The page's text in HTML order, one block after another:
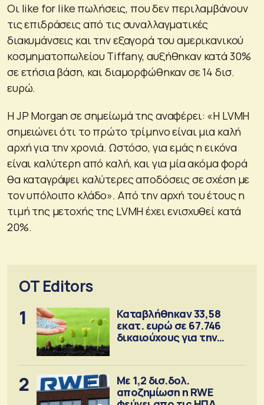
Οι like for like πωλήσεις, που δεν περιλαμβάνουν
τις επιδράσεις από τις συναλλαγματικές
διακυμάνσεις και την εξαγορά του αμερικανικού
κοσμηματοπωλείου Tiffany, αυξήθηκαν κατά 30%
σε ετήσια βάση, και διαμορφώθηκαν σε 14 δισ.
ευρώ.
Η JP Morgan σε σημείωμά της αναφέρει: «Η LVMH
σημειώνει ότι το πρώτο τρίμηνο είναι μια καλή
αρχή για την χρονιά. Ωστόσο, για εμάς η εικόνα
είναι καλύτερη από καλή, και για μία ακόμα φορά
θα καταγράψει καλύτερες αποδόσεις σε σχέση με
τον υπόλοιπο κλάδο». Από την αρχή του έτους η
τιμή της μετοχής της LVMH έχει ενισχυθεί κατά
20%.
OT Editors
1
Καταβλήθηκαν 33,58
εκατ. ευρώ σε 67.746
δικαιούχους για την
2
Με 1,2 δισ.δολ.
αποζημίωση η RWE